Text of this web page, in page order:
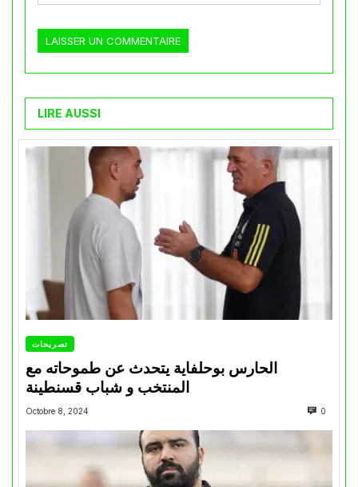
LIRE AUSSI
تصريحات
الحارس بوحلفاية يتحدث عن طموحاته مع
المنتخب و شباب قسنطينة
Octobre 8, 2024 0